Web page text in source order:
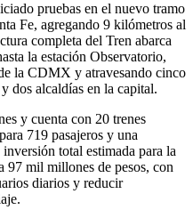
pruebas en el nuevo tramo
Fe, agregando 9 kilómetros al
completa del Tren abarca
la estación Observatorio,
la CDMX y atravesando cinco
dos alcaldías en la capital.
y cuenta con 20 trenes
719 pasajeros y una
total estimada para la
97 mil millones de pesos, con
diarios y reducir